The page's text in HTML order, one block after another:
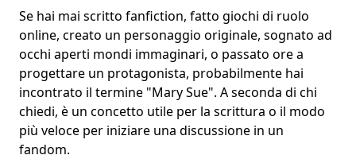
Se hai mai scritto fanfiction, fatto giochi di ruolo
online, creato un personaggio originale, sognato ad
occhi aperti mondi immaginari, o passato ore a
progettare un protagonista, probabilmente hai
incontrato il termine "Mary Sue". A seconda di chi
chiedi, è un concetto utile per la scrittura o il modo
più veloce per iniziare una discussione in un
fandom.